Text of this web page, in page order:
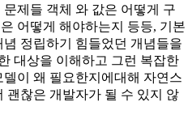
제들 객체 와 값은 어떻게 구
어떻게 해야하는지 등등, 기본
정립하기 힘들었던 개념들을
대상을 이해하고 그런 복잡한
이 왜 필요한지에대해 자연스
괜찮은 개발자가 될 수 있지 않